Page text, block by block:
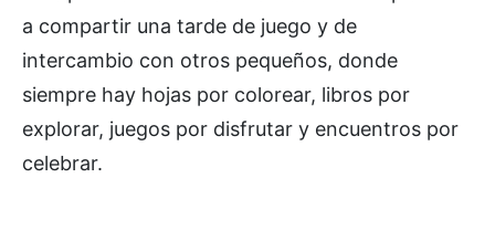
a compartir una tarde de juego y de
intercambio con otros pequeños, donde
siempre hay hojas por colorear, libros por
explorar, juegos por disfrutar y encuentros por
celebrar.